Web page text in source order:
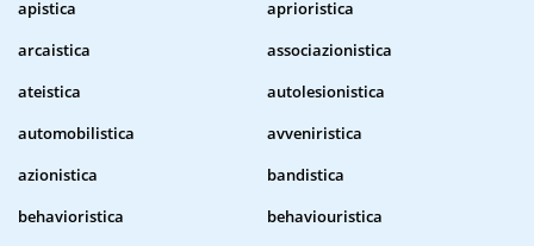
apistica
aprioristica
arcaistica
associazionistica
ateistica
autolesionistica
automobilistica
avveniristica
azionistica
bandistica
behavioristica
behaviouristica